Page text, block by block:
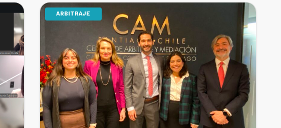
ARBITRAJE